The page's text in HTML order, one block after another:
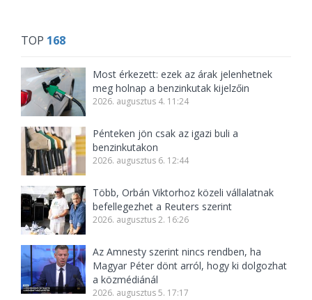
TOP 168
Most érkezett: ezek az árak jelenhetnek
meg holnap a benzinkutak kijelzőin
2026. augusztus 4. 11:24
Pénteken jön csak az igazi buli a
benzinkutakon
2026. augusztus 6. 12:44
Több, Orbán Viktorhoz közeli vállalatnak
befellegezhet a Reuters szerint
2026. augusztus 2. 16:26
Az Amnesty szerint nincs rendben, ha
Magyar Péter dönt arról, hogy ki dolgozhat
a közmédiánál
2026. augusztus 5. 17:17